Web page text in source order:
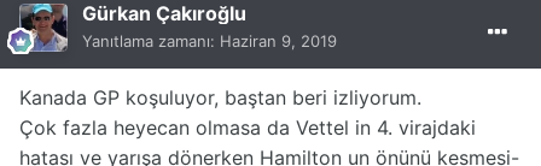
Gürkan Çakıroğlu
Yanıtlama zamanı: Haziran 9, 2019
Kanada GP koşuluyor, baştan beri izliyorum.
Çok fazla heyecan olmasa da Vettel in 4. virajdaki
hatası ve yarışa dönerken Hamilton un önünü kesmesi-